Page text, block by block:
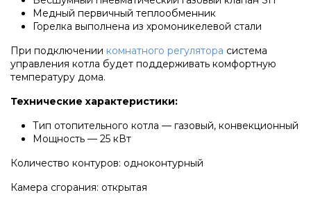
Настенные конденсационные котлы Baxi
Напольные конденсационные котлы Baxi
Напольные котлы с атмосферной горелкой
Baxi
Электрические котлы Baxi
Запчасти для котлов Ferroli
Медный первичный теплообменник
Горелка выполнена из хромоникелевой стали
При подключении комнатного регулятора система
управления котла будет поддерживать комфортную
температуру дома.
Технические характеристики:
Тип отопительного котла — газовый, конвекционный
Мощность — 25 кВт
Количество контуров: одноконтурный
Камера сгорания: открытая